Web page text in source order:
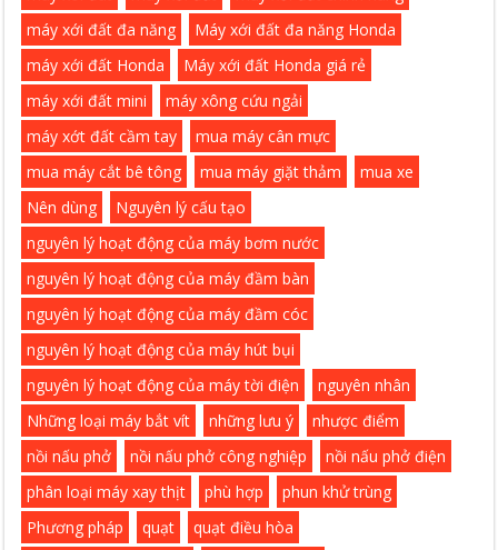
máy xới đất đa năng
Máy xới đất đa năng Honda
máy xới đất Honda
Máy xới đất Honda giá rẻ
máy xới đất mini
máy xông cứu ngải
máy xớt đất cầm tay
mua máy cân mực
mua máy cắt bê tông
mua máy giặt thảm
mua xe
Nên dùng
Nguyên lý cấu tạo
nguyên lý hoạt động của máy bơm nước
nguyên lý hoạt động của máy đầm bàn
nguyên lý hoạt động của máy đầm cóc
nguyên lý hoạt động của máy hút bụi
nguyên lý hoạt động của máy tời điện
nguyên nhân
Những loại máy bắt vít
những lưu ý
nhược điểm
nồi nấu phở
nồi nấu phở công nghiệp
nồi nấu phở điện
phân loại máy xay thịt
phù hợp
phun khử trùng
Phương pháp
quạt quạt điều hòa